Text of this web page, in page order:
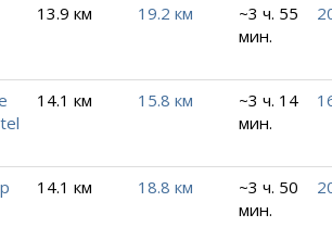
13.9 км 19.2 км
~3 ч. 55
мин.
14.1 км 15.8 км
~3 ч. 14
мин.
14.1 км 18.8 км
~3 ч. 50
мин.